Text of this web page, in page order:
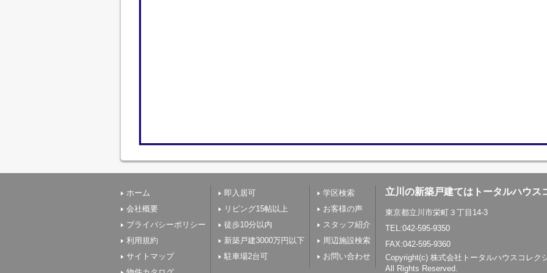
ホーム
会社概要
プライバシーポリシー
利用規約
サイトマップ
即入居可
リビング15帖以上
徒歩10分以内
新築戸建3000万円以下
駐車場2台可
学区検索
お客様の声
スタッフ紹介
周辺施設検索
お問い合わせ
立川の新築戸建てはトータルハウス
東京都立川市栄町３丁目14-3
TEL:042-595-9350
FAX:042-595-9360
Copyright(c) 株式会社トータルハウスコレク
All Rights Reserved.